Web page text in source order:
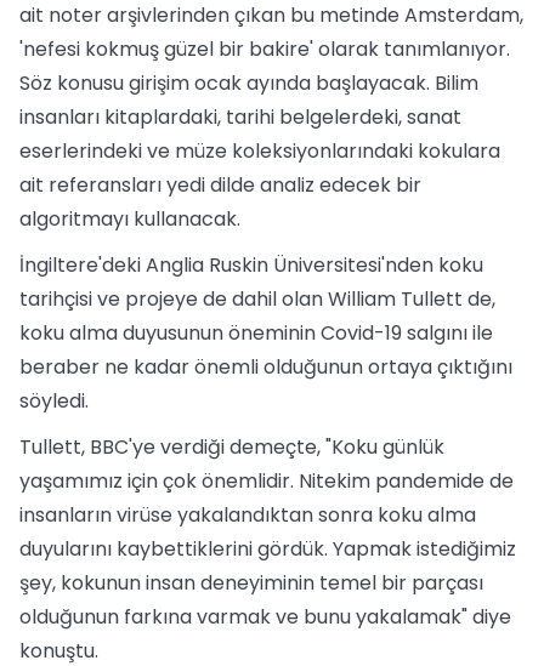
ait noter arşivlerinden çıkan bu metinde Amsterdam,
'nefesi kokmuş güzel bir bakire' olarak tanımlanıyor.
Söz konusu girişim ocak ayında başlayacak. Bilim
insanları kitaplardaki, tarihi belgelerdeki, sanat
eserlerindeki ve müze koleksiyonlarındaki kokulara
ait referansları yedi dilde analiz edecek bir
algoritmayı kullanacak.
İngiltere'deki Anglia Ruskin Üniversitesi'nden koku
tarihçisi ve projeye de dahil olan William Tullett de,
koku alma duyusunun öneminin Covid-19 salgını ile
beraber ne kadar önemli olduğunun ortaya çıktığını
söyledi.
Tullett, BBC'ye verdiği demeçte, "Koku günlük
yaşamımız için çok önemlidir. Nitekim pandemide de
insanların virüse yakalandıktan sonra koku alma
duyularını kaybettiklerini gördük. Yapmak istediğimiz
şey, kokunun insan deneyiminin temel bir parçası
olduğunun farkına varmak ve bunu yakalamak" diye
konuştu.